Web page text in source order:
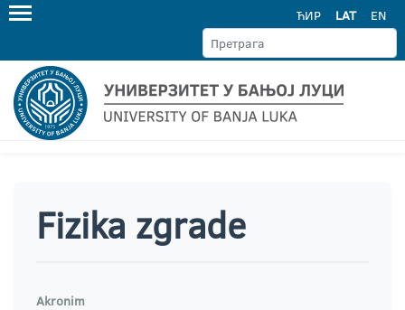
ЋИР LAT EN
Fizika zgrade
Akronim